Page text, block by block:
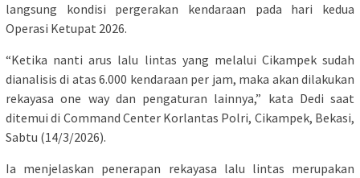
langsung kondisi pergerakan kendaraan pada hari kedua
Operasi Ketupat 2026.
“Ketika nanti arus lalu lintas yang melalui Cikampek sudah
dianalisis di atas 6.000 kendaraan per jam, maka akan dilakukan
rekayasa one way dan pengaturan lainnya,” kata Dedi saat
ditemui di Command Center Korlantas Polri, Cikampek, Bekasi,
Sabtu (14/3/2026).
Ia menjelaskan penerapan rekayasa lalu lintas merupakan